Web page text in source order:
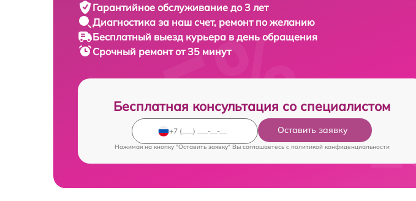
Гарантийное обслуживание до 3 лет
Диагностика за наш счет, ремонт по желанию
Бесплатный выезд курьера в день обращения
Срочный ремонтот 35 минут
Бесплатная консультация со специалистом
Оставить заявку
Нажимая на кнопку "Оставить заявку" Вы соглашаетесь c политикой конфиденциальности